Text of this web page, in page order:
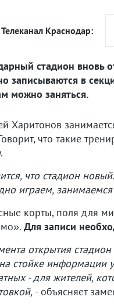
Краснодар:
стадион вновь
записываются в
можно заняться.
Харитонов
что такие
что стадион
играем,
корты, поля для
Для записи
открытия
стойке информации
- для жителей,
- объясняет